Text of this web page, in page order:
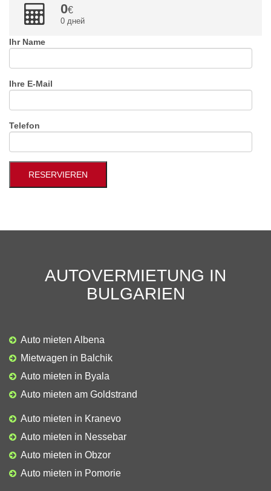
0
0 дней
Ihr Name
Ihre E-Mail
Telefon
AUTOVERMIETUNG IN
BULGARIEN
Auto mieten Albena
Mietwagen in Balchik
Auto mieten in Byala
Auto mieten am Goldstrand
Auto mieten in Kranevo
Auto mieten in Nessebar
Auto mieten in Obzor
Auto mieten in Pomorie